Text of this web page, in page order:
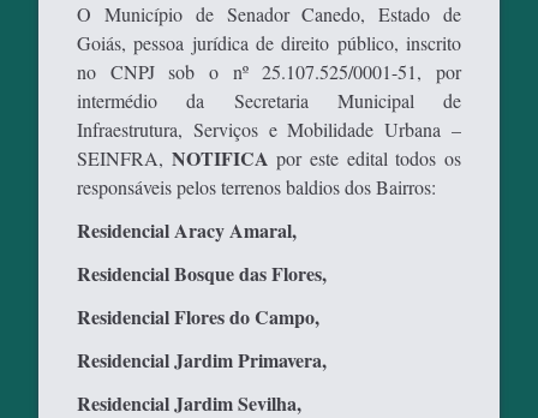
O Município de Senador Canedo, Estado de
Goiás, pessoa jurídica de direito público, inscrito
no CNPJ sob o nº 25.107.525/0001-51, por
intermédio da Secretaria Municipal de
Infraestrutura, Serviços e Mobilidade Urbana –
SEINFRA, NOTIFICA por este edital todos os
responsáveis pelos terrenos baldios dos Bairros:
Residencial Aracy Amaral,
Residencial Bosque das Flores,
Residencial Flores do Campo,
Residencial Jardim Primavera,
Residencial Jardim Sevilha,